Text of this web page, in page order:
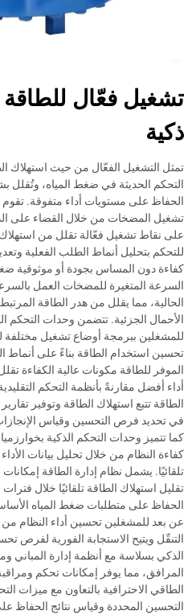
تشغيل فعّال
ذكية
تمثل التشغيل الفعّال من حيث استهلاك
التحكم الحديثة في ضغط المياه، وتُقلل
الحفاظ على مستويات أداء متفوقة. تقوم
تشغيل المضخات من خلال القضاء على
على نقاط تشغيل فعّالة تقلل من استهلاك
للتحكم بتحليل أنماط الطلب الفعلية
كفاءة دون المساس بجودة أو موثوقية
السرعة المتغيرة للمضخات العمل
الحالية، مما يقلل من هدر الطاقة
الأحمال الجزئية. تتضمن وحدات التحكم
للمشغلين ببرمجة أوضاع تشغيل مختلفة
تحسين استخدام الطاقة بناءً على أنماط
الموفر للطاقة مكونات عالية الكفاءة
أداء أفضل مقارنةً بأنظمة التحكم
الطاقة تتبع استهلاك الطاقة وتوفير
في تحديد فرص التحسين وقياس
كما تتميز وحدات التحكم الذكية
كفاءة النظام من خلال تحليل بيانات
تلقائيًا. يشمل نظام إدارة الطاقة
تقليل استهلاك الطاقة تلقائيًا خلال
الحفاظ على متطلبات ضغط المياه
عن بعد للمشغلين تحسين أداء النظام
التنقّل ويتيح الاستجابة الفورية لفرص
الذكي بسلاسة مع أنظمة إدارة المباني
المرافق، مما يوفر إمكانات تحكم
الطاقي الاحترافية بالتعاون مع ميزات
التحسين المحددة وقياس نتائج الحفاظ